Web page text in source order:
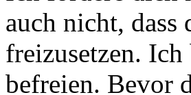
auch nicht,
freizusetzen.
befreien. Bevor